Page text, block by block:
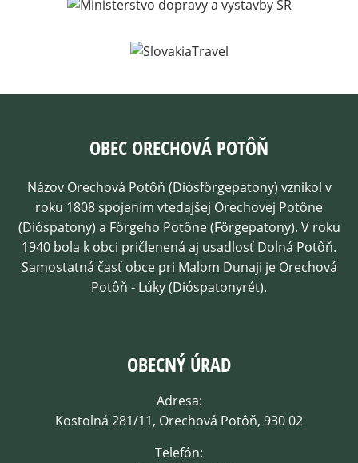
OBEC ORECHOVÁ POTÔŇ
Názov Orechová Potôň (Diósförgepatony) vznikol v
roku 1808 spojením vtedajšej Orechovej Potône
(Dióspatony) a Förgeho Potône (Förgepatony). V roku
1940 bola k obci pričlenená aj usadlosť Dolná Potôň.
Samostatná časť obce pri Malom Dunaji je Orechová
Potôň - Lúky (Dióspatonyrét).
OBECNÝ ÚRAD
Adresa:
Kostolná 281/11, Orechová Potôň, 930 02
Telefón: